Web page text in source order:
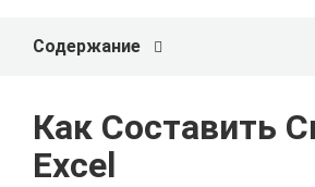
Содержание
Как Составить
Excel